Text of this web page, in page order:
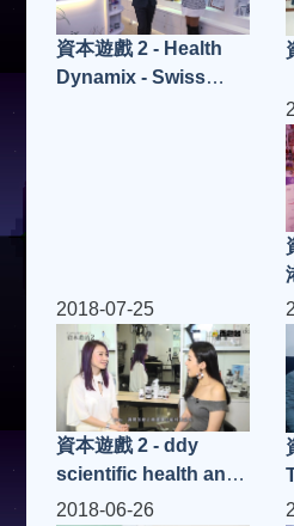
資本遊戲 2 - Health
Dynamix - Swiss
2018-07-25
資本遊戲 2 - ddy
scientific health and
beauty
2018-06-26